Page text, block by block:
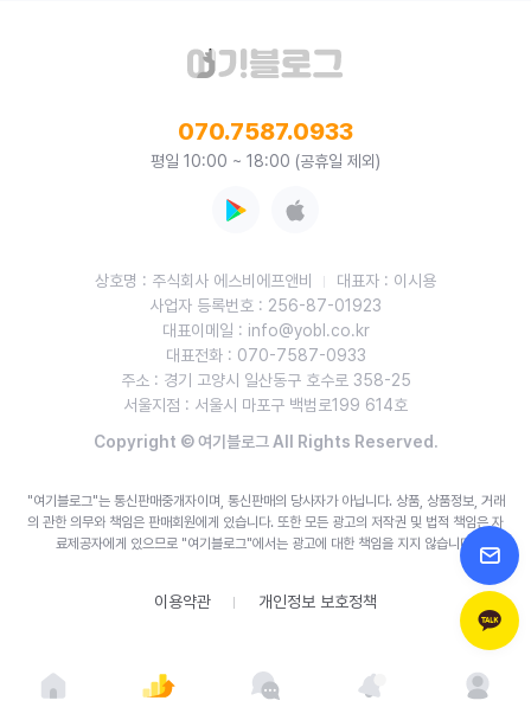
070.7587.0933
평일 10:00 ~ 18:00 (공휴일 제외)
상호명 : 주식회사 에스비에프앤비
대표자 : 이시용
사업자 등록번호 : 256-87-01923
대표이메일 : info@yobl.co.kr
대표전화 : 070-7587-0933
주소 : 경기 고양시 일산동구 호수로 358-25
서울지점 : 서울시 마포구 백범로199 614호
Copyright © 여기블로그 All Rights Reserved.
"여기블로그"는 통신판매중개자이며, 통신판매의 당사자가 아닙니다. 상품, 상품정보, 거래
의 관한 의무와 책임은 판매회원에게 있습니다. 또한 모든 광고의 저작권 및 법적 책임은 자
료제공자에게 있으므로 "여기블로그"에서는 광고에 대한 책임을 지지 않습니다.
이용약관 개인정보 보호정책